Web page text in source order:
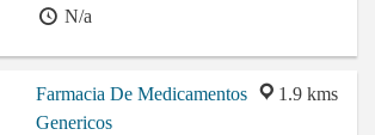
N/a
1.9 kms
Farmacia De Medicamentos
Genericos